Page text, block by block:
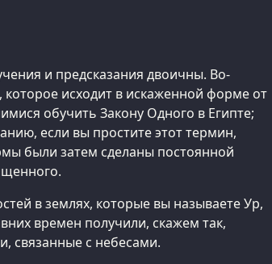
и предсказания двоичны. Во-
которое исходит в искаженной форме от
обучить Закону Одного в Египте;
если вы простите этот термин,
были затем сделаны постоянной
в землях, которые вы называете Ур,
времен получили, скажем так,
связанные с небесами.